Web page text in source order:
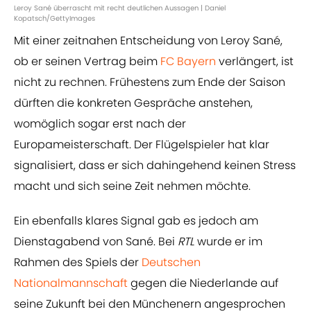
Leroy Sané überrascht mit recht deutlichen Aussagen | Daniel
Kopatsch/GettyImages
Mit einer zeitnahen Entscheidung von Leroy Sané,
ob er seinen Vertrag beim FC Bayern verlängert, ist
nicht zu rechnen. Frühestens zum Ende der Saison
dürften die konkreten Gespräche anstehen,
womöglich sogar erst nach der
Europameisterschaft. Der Flügelspieler hat klar
signalisiert, dass er sich dahingehend keinen Stress
macht und sich seine Zeit nehmen möchte.
Ein ebenfalls klares Signal gab es jedoch am
Dienstagabend von Sané. Bei RTLwurde er im
Rahmen des Spiels der Deutschen
Nationalmannschaftgegen die Niederlande auf
seine Zukunft bei den Münchenern angesprochen